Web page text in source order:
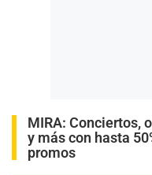
MIRA: Conciertos,
y más con hasta
promos